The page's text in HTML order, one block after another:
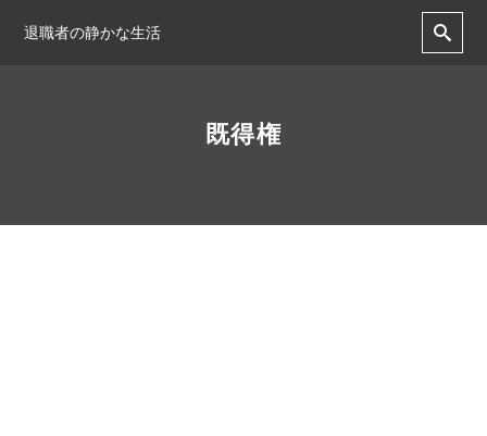
退職者の静かな生活
既得権